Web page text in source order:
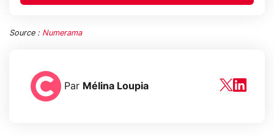
Source : Numerama
Par Mélina Loupia